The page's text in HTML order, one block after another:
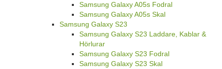
Samsung Galaxy A05s Fodral
Samsung Galaxy A05s Skal
Samsung Galaxy S23
Samsung Galaxy S23 Laddare, Kablar &
Hörlurar
Samsung Galaxy S23 Fodral
Samsung Galaxy S23 Skal